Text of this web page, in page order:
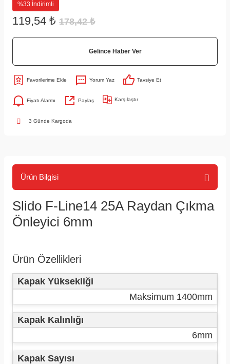
%33 İndirimli
119,54 ₺ 178,42 ₺
Gelince Haber Ver
Yorum Yaz Tavsiye Et
Fiyatı Alarmı Paylaş Karşılaştır
3 Günde Kargoda
Ürün Bilgisi
Slido F-Line14 25A Raydan Çıkma
Önleyici 6mm
Ürün Özellikleri
Kapak Yüksekliği
Maksimum 1400mm
Kapak Kalınlığı
6mm
Kapak Sayısı